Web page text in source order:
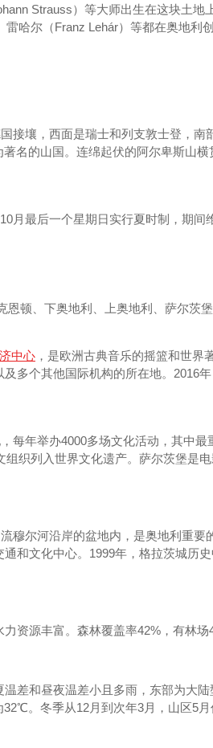
Strauss）等大师出生在这块土地
哈尔（Franz Lehár）等都在奥地利
接壤，西面是瑞士和列支敦士登，
名的山国。连绵起伏的阿尔卑斯山
最后一个星期日实行夏时制，期间
顿、下奥地利、上奥地利、萨尔茨
中心 ，是欧洲古典音乐的摇篮和世界
及多个其他国际机构的所在地。2016
每年举办4000多场文化活动，其中
织列入世界文化遗产。萨尔茨堡是
尔河沿岸的盆地内，是奥地利重要
和文化中心。1999年，格拉茨城历
资源丰富。森林覆盖率42%，有林场
差和昼夜温差小且多雨，东部为大
。冬季从12月到次年3月，山区5月